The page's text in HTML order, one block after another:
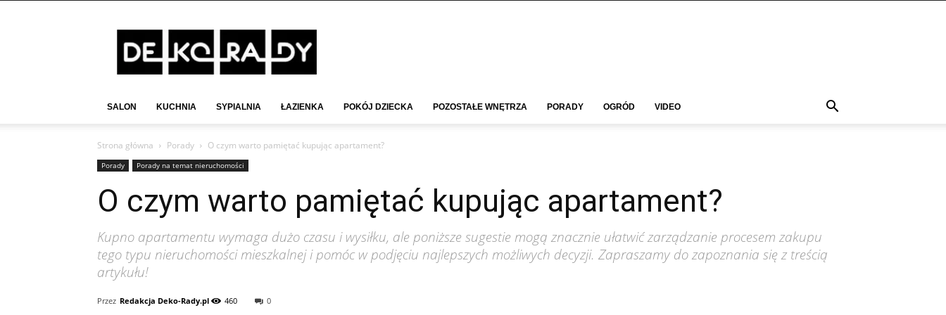
Deko-
Rady.pl
SALON KUCHNIA SYPIALNIA ŁAZIENKA POKÓJ DZIECKA POZOSTAŁE WNĘTRZA PORADY OGRÓD VIDEO
Strona główna Porady O czym warto pamiętać kupując apartament?
Porady Porady na temat nieruchomości
O czym warto pamiętać kupując apartament?
Kupno apartamentu wymaga dużo czasu i wysiłku, ale poniższe sugestie mogą znacznie ułatwić zarządzanie procesem zakupu
tego typu nieruchomości mieszkalnej i pomóc w podjęciu najlepszych możliwych decyzji. Zapraszamy do zapoznania się z treścią
artykułu!
Przez Redakcja Deko-Rady.pl 460 0